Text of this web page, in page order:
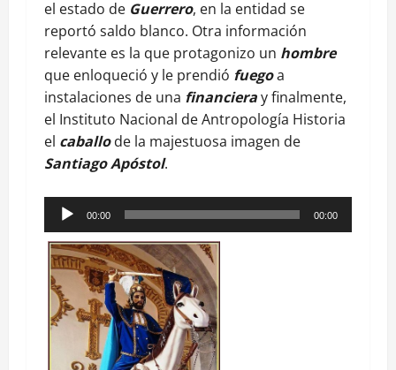
el estado de Guerrero, en la entidad se
reportó saldo blanco. Otra información
relevante es la que protagonizo un hombre
que enloqueció y le prendió fuegoa
instalaciones de una financieray finalmente,
el Instituto Nacional de Antropología Historia
el caballo de la majestuosa imagen de
Santiago Apóstol.
Reproductor
de
audio
00:00 00:00